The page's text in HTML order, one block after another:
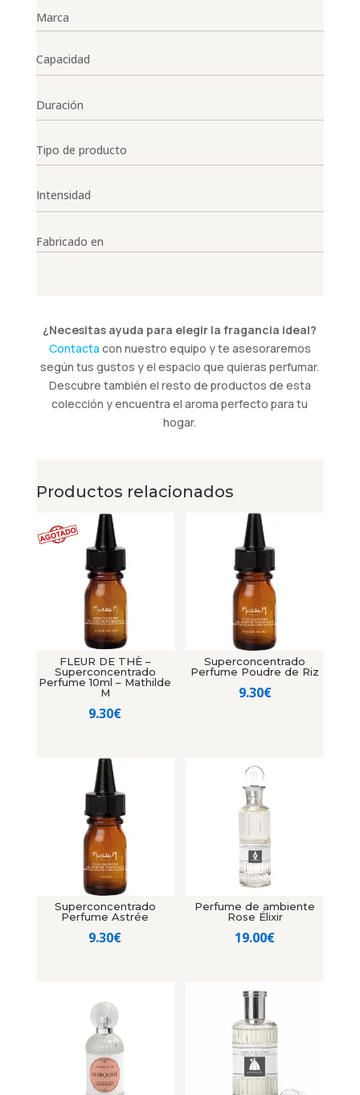
Marca
Capacidad
Duración
Tipo de producto
Intensidad
Fabricado en
¿Necesitas ayuda para elegir la fragancia ideal?
Contacta con nuestro equipo y te asesoraremos
según tus gustos y el espacio que quieras perfumar.
Descubre también el resto de productos de esta
colección y encuentra el aroma perfecto para tu
hogar.
Productos relacionados
FLEUR DE THÈ –
Superconcentrado
Perfume 10ml – Mathilde
M
9.30€
Superconcentrado
Perfume Poudre de Riz
9.30€
Superconcentrado
Perfume Astrée
9.30€
Perfume de ambiente
Rose Élixir
19.00€